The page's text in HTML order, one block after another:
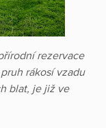
rezervace
rákosí vzadu
blat, je již ve